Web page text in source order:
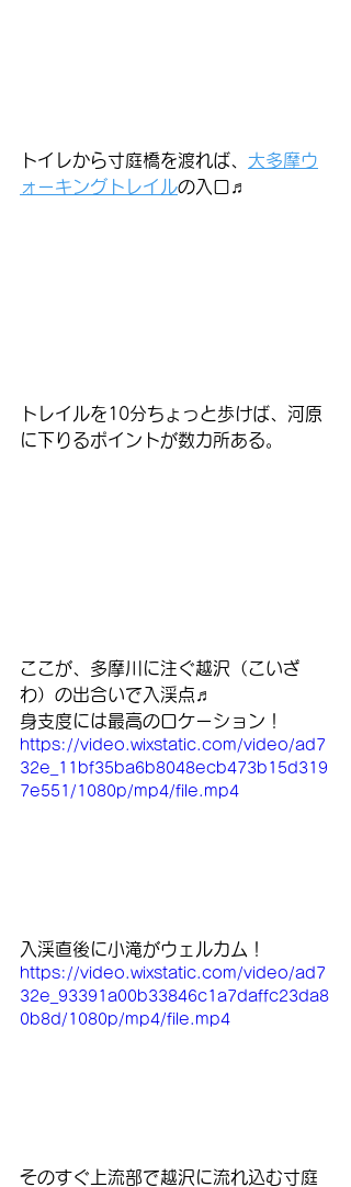
トイレから寸庭橋を渡れば、 大多摩ウ
ォーキングトレイルの入口♬
トレイルを10分ちょっと歩けば、河原
に下りるポイントが数カ所ある。
ここが、多摩川に注ぐ越沢（こいざ
わ）の出合いで入渓点♬
身支度には最高のロケーション！
https://video.wixstatic.com/video/ad7
32e_11bf35ba6b8048ecb473b15d319
7e551/1080p/mp4/file.mp4
入渓直後に小滝がウェルカム！
https://video.wixstatic.com/video/ad7
32e_93391a00b33846c1a7daffc23da8
0b8d/1080p/mp4/file.mp4
そのすぐ上流部で越沢に流れ込む寸庭